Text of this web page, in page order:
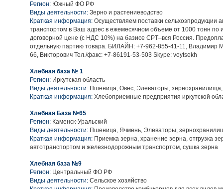
Регион: Южный ФО РФ
Виды деятельности: Зерно и растениеводство
Краткая информация: Осуществляем поставки сельхозпродукции
транспортом в Ваш адрес в ежемесячном объеме от 1000 тонн по
договорной цене (с НДС 10%) на базисе CPT–вся Россия.
отдельную партию товара. БИЛАЙН: +7-962-855-41-11, Владимир
66, Викторович Тел./факс: +7-86191-53-503 Skype: voytsekh
Хлебная база № 1
Регион: Иркутская область
Виды деятельности: Пшеница, Овес, Элеваторы,
Краткая информация: Хлебоприемные предприятия иркутской
Хлебная База №65
Регион: Каменск-Уральский
Виды деятельности: Пшеница, Ячмень, Элеваторы,
Краткая информация: Приемка зерна, хранение зерна, отгрузка
автотранспортом и железнодорожным транспортом, сушка зерна
Хлебная база №9
Регион: Центральный ФО РФ
Виды деятельности: Сельское хозяйство